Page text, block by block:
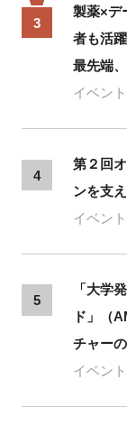
3
製薬×デ
者も活
最先端
イベント
4
第２回
ンを支
イベント
5
「大学
ド」（
チャー
イベント